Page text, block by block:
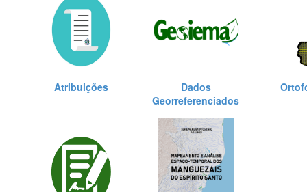
Atribuições
Dados
Georreferenciados